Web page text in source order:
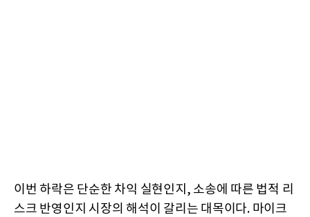
이번 하락은 단순한 차익 실현인지, 소송에 따른 법적 리
스크 반영인지 시장의 해석이 갈리는 대목이다. 마이크